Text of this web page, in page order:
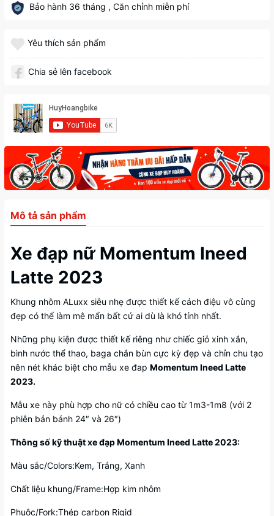
Bảo hành 36 tháng , Căn chỉnh miễn phí
Yêu thích sản phẩm
Chia sẻ lên facebook
Mô tả sản phẩm
Xe đạp nữ Momentum Ineed
Latte 2023
Khung nhôm ALuxx siêu nhẹ được thiết kế cách điệu vô cùng
đẹp có thể làm mê mẩn bất cứ ai dù là khó tính nhất.
Những phụ kiện được thiết kế riêng như chiếc giỏ xinh xắn,
bình nước thể thao, baga chắn bùn cực kỳ đẹp và chỉn chu tạo
nên nét khác biệt cho mẫu xe đap Momentum Ineed Latte
2023.
Mẫu xe này phù hợp cho nữ có chiều cao từ 1m3-1m8 (với 2
phiên bản bánh 24″ và 26″)
Thông số kỹ thuật xe đạp Momentum Ineed Latte 2023:
Màu sắc/Colors:Kem, Trắng, Xanh
Chất liệu khung/Frame:Hợp kim nhôm
Phuộc/Fork:Thép carbon Rigid